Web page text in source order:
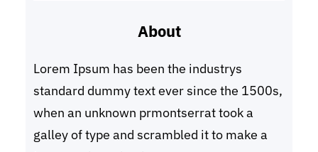
About
Lorem Ipsum has been the industrys
standard dummy text ever since the 1500s,
when an unknown prmontserrat took a
galley of type and scrambled it to make a